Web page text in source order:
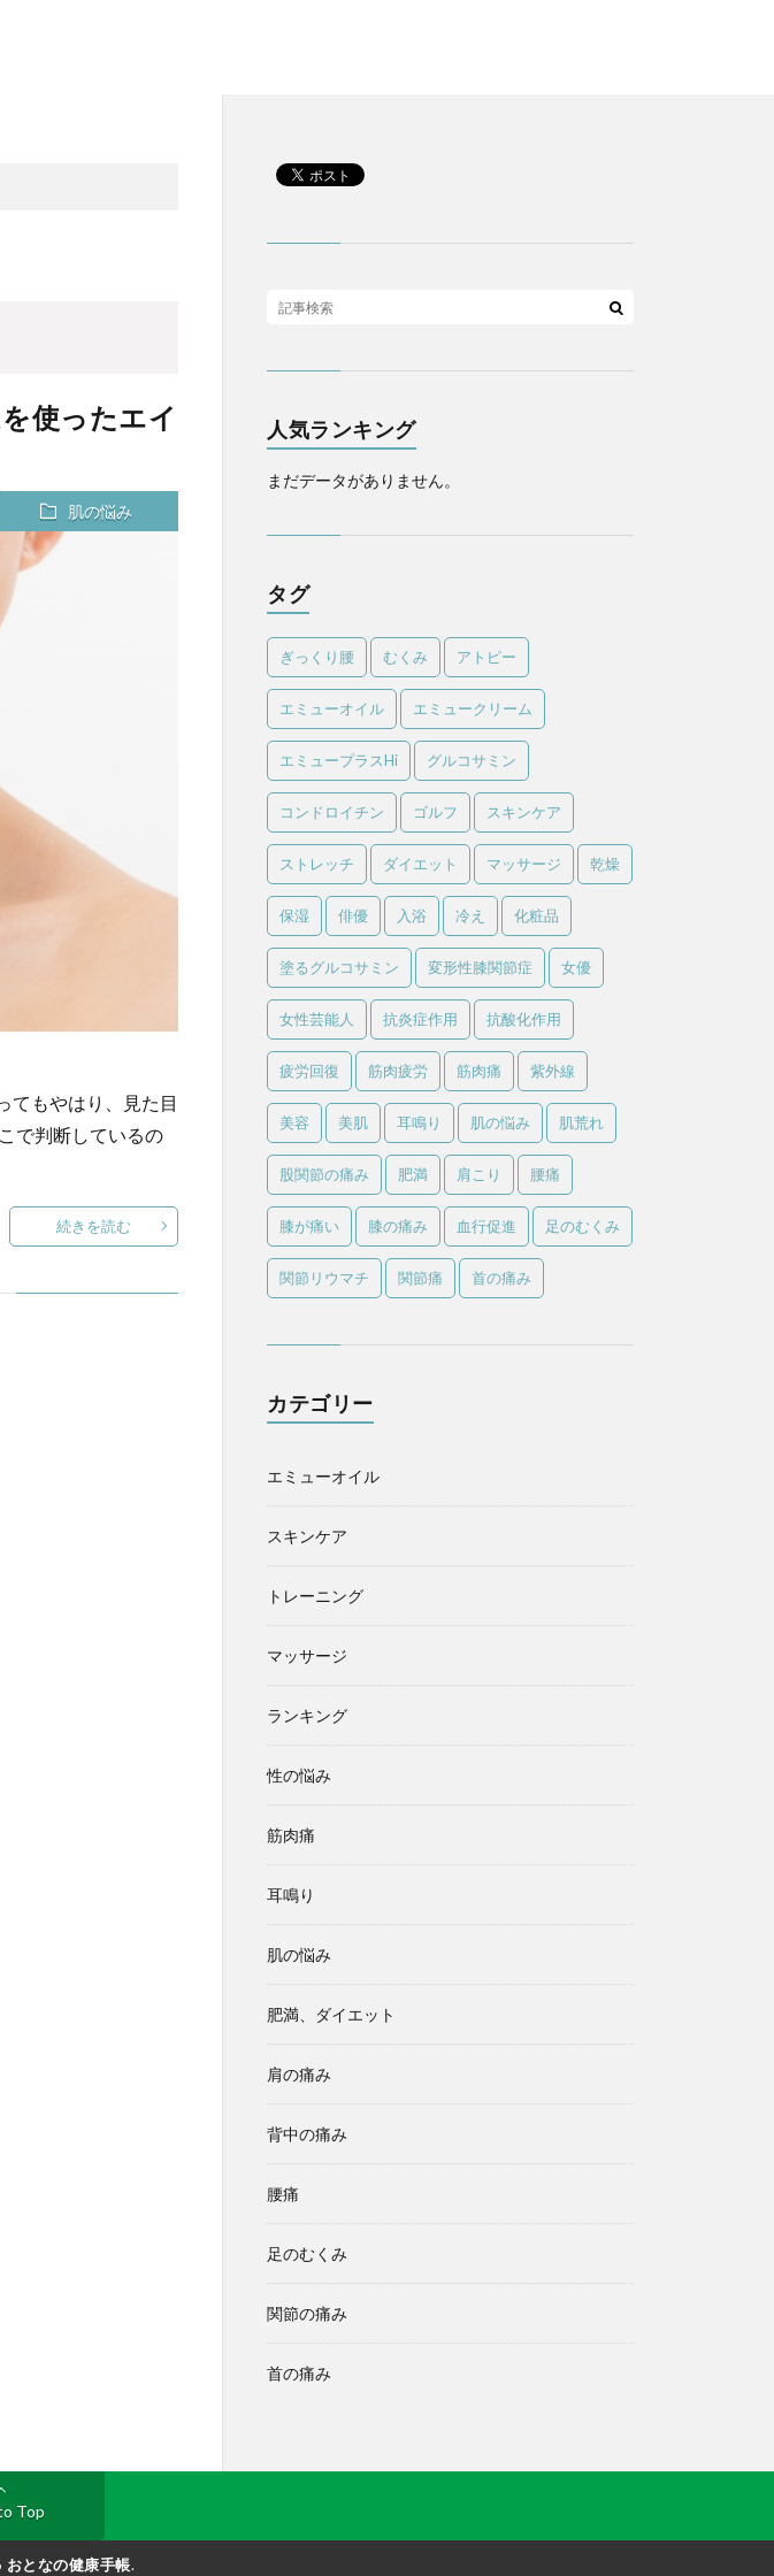
使ったエイ
肌の悩み
てもやはり、見た目
で判断しているの
続きを読む
人気ランキング
まだデータがありません。
タグ
ぎっくり腰 むくみ アトピー
エミューオイル エミュークリーム
エミュープラスHi グルコサミン
コンドロイチン ゴルフ スキンケア
ストレッチ ダイエット マッサージ 乾燥
保湿 俳優 入浴 冷え 化粧品
塗るグルコサミン 変形性膝関節症 女優
女性芸能人 抗炎症作用 抗酸化作用
疲労回復 筋肉疲労 筋肉痛 紫外線
美容 美肌 耳鳴り 肌の悩み 肌荒れ
股関節の痛み 肥満 肩こり 腰痛
膝が痛い 膝の痛み 血行促進 足のむくみ
関節リウマチ 関節痛 首の痛み
カテゴリー
エミューオイル
スキンケア
トレーニング
マッサージ
ランキング
性の悩み
筋肉痛
耳鳴り
肌の悩み
肥満、ダイエット
肩の痛み
背中の痛み
腰痛
足のむくみ
関節の痛み
首の痛み
Top
おとなの健康手帳.